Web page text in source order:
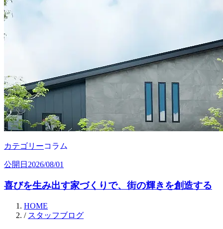
カテゴリーコラム
公開日 2026/08/01
喜びを生み出す家づくりで、街の輝きを創造する
HOME
/ スタッフブログ